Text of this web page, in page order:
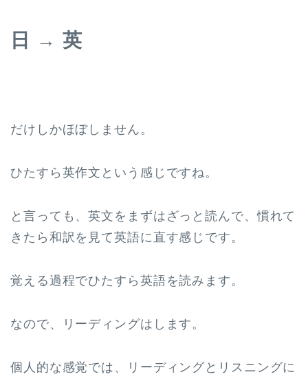
日 → 英
だけしかほぼしません。
ひたすら英作文という感じですね。
と言っても、英文をまずはざっと読んで、慣れて
きたら和訳を見て英語に直す感じです。
覚える過程でひたすら英語を読みます。
なので、リーディングはします。
個人的な感覚では、リーディングとリスニングに